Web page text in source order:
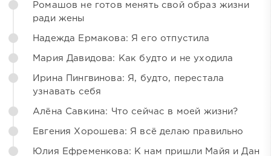
Ромашов не готов менять свой образ жизни
ради жены
Надежда Ермакова: Я его отпустила
Мария Давидова: Как будто и не уходила
Ирина Пингвинова: Я, будто, перестала
узнавать себя
Алёна Савкина: Что сейчас в моей жизни?
Евгения Хорошева: Я всё делаю правильно
Юлия Ефременкова: К нам пришли Майя и Дан